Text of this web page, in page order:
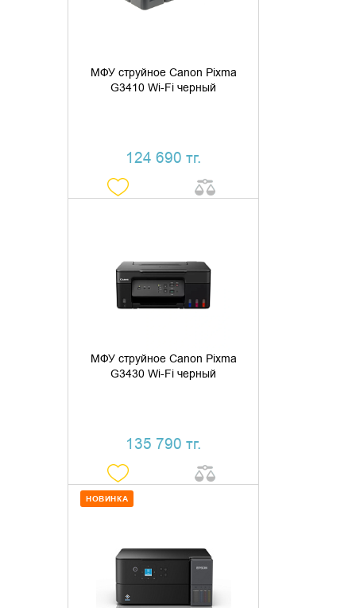
МФУ струйное Canon Pixma
G3410 Wi-Fi черный
124 690 тг.
МФУ струйное Canon Pixma
G3430 Wi-Fi черный
135 790 тг.
КУПИТЬ В 1 КЛИК
НОВИНКА
КУПИТЬ В 1 КЛИК